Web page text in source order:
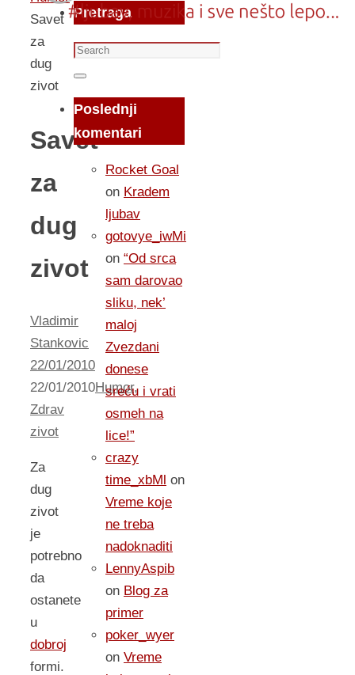
Savet
za
dug
zivot
Savet
za
dug
zivot
Vladimir
Stankovic
22/01/2010
22/01/2010Humor,
Zdrav
zivot
Za
dug
zivot
je
potrebno
da
ostanete
u
dobroj
formi.
Pretraga
Search
for:
Search
Poslednji
komentari
Rocket Goal
on Kradem
ljubav
gotovye_iwMi
on “Od srca
sam darovao
sliku, nek’
maloj
Zvezdani
donese
sreću i vrati
osmeh na
lice!”
crazy
time_xbMl on
Vreme koje
ne treba
nadoknaditi
LennyAspib
on Blog za
primer
poker_wyer
on Vreme